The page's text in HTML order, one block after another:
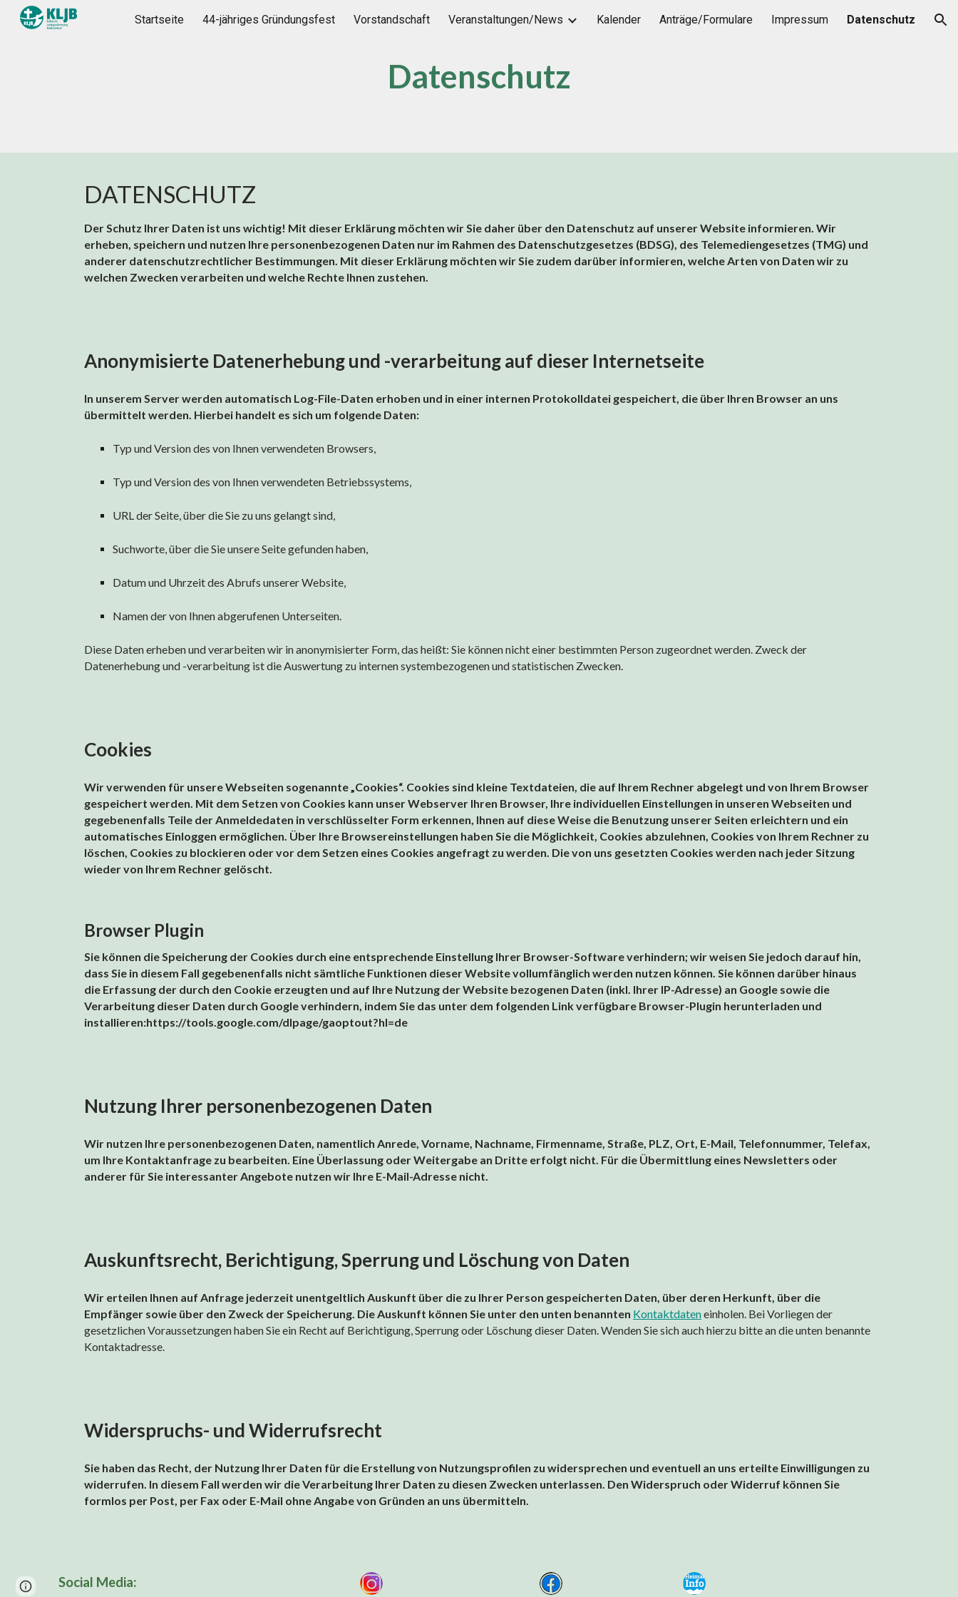
Skip to main content Skip to navigation
Startseite 44-jähriges Gründungsfest Vorstandschaft Veranstaltungen/News Kalender Anträge/Formulare Impressum Datenschutz
Datenschutz
DATENSCHUTZ
Der Schutz Ihrer Daten ist uns wichtig! Mit dieser Erklärung möchten wir Sie daher über den Datenschutz auf unserer Website informieren. Wir
erheben, speichern und nutzen Ihre personenbezogenen Daten nur im Rahmen des Datenschutzgesetzes (BDSG), des Telemediengesetzes (TMG) und
anderer datenschutzrechtlicher Bestimmungen. Mit dieser Erklärung möchten wir Sie zudem darüber informieren, welche Arten von Daten wir zu
welchen Zwecken verarbeiten und welche Rechte Ihnen zustehen.
Anonymisierte Datenerhebung und -verarbeitung auf dieser Internetseite
In unserem Server werden automatisch Log-File-Daten erhoben und in einer internen Protokolldatei gespeichert, die über Ihren Browser an uns
übermittelt werden. Hierbei handelt es sich um folgende Daten:
Typ und Version des von Ihnen verwendeten Browsers,
Typ und Version des von Ihnen verwendeten Betriebssystems,
URL der Seite, über die Sie zu uns gelangt sind,
Suchworte, über die Sie unsere Seite gefunden haben,
Datum und Uhrzeit des Abrufs unserer Website,
Namen der von Ihnen abgerufenen Unterseiten.
Diese Daten erheben und verarbeiten wir in anonymisierter Form, das heißt: Sie können nicht einer bestimmten Person zugeordnet werden. Zweck der
Datenerhebung und -verarbeitung ist die Auswertung zu internen systembezogenen und statistischen Zwecken.
Cookies
Wir verwenden für unsere Webseiten sogenannte „Cookies“. Cookies sind kleine Textdateien, die auf Ihrem Rechner abgelegt und von Ihrem Browser
gespeichert werden. Mit dem Setzen von Cookies kann unser Webserver Ihren Browser, Ihre individuellen Einstellungen in unseren Webseiten und
gegebenenfalls Teile der Anmeldedaten in verschlüsselter Form erkennen, Ihnen auf diese Weise die Benutzung unserer Seiten erleichtern und ein
automatisches Einloggen ermöglichen. Über Ihre Browsereinstellungen haben Sie die Möglichkeit, Cookies abzulehnen, Cookies von Ihrem Rechner zu
löschen, Cookies zu blockieren oder vor dem Setzen eines Cookies angefragt zu werden. Die von uns gesetzten Cookies werden nach jeder Sitzung
wieder von Ihrem Rechner gelöscht.
Browser Plugin
Sie können die Speicherung der Cookies durch eine entsprechende Einstellung Ihrer Browser-Software verhindern; wir weisen Sie jedoch darauf hin,
dass Sie in diesem Fall gegebenenfalls nicht sämtliche Funktionen dieser Website vollumfänglich werden nutzen können. Sie können darüber hinaus
die Erfassung der durch den Cookie erzeugten und auf Ihre Nutzung der Website bezogenen Daten (inkl. Ihrer IP-Adresse) an Google sowie die
Verarbeitung dieser Daten durch Google verhindern, indem Sie das unter dem folgenden Link verfügbare Browser-Plugin herunterladen und
installieren:https://tools.google.com/dlpage/gaoptout?hl=de
Nutzung Ihrer personenbezogenen Daten
Wir nutzen Ihre personenbezogenen Daten, namentlich Anrede, Vorname, Nachname, Firmenname, Straße, PLZ, Ort, E-Mail, Telefonnummer, Telefax,
um Ihre Kontaktanfrage zu bearbeiten. Eine Überlassung oder Weitergabe an Dritte erfolgt nicht. Für die Übermittlung eines Newsletters oder
anderer für Sie interessanter Angebote nutzen wir Ihre E-Mail-Adresse nicht.
Auskunftsrecht, Berichtigung, Sperrung und Löschung von Daten
Wir erteilen Ihnen auf Anfrage jederzeit unentgeltlich Auskunft über die zu Ihrer Person gespeicherten Daten, über deren Herkunft, über die
Empfänger sowie über den Zweck der Speicherung. Die Auskunft können Sie unter den unten benannten Kontaktdateneinholen. Bei Vorliegen der
gesetzlichen Voraussetzungen haben Sie ein Recht auf Berichtigung, Sperrung oder Löschung dieser Daten. Wenden Sie sich auch hierzu bitte an die unten benannte
Kontaktadresse.
Widerspruchs- und Widerrufsrecht
Sie haben das Recht, der Nutzung Ihrer Daten für die Erstellung von Nutzungsprofilen zu widersprechen und eventuell an uns erteilte Einwilligungen zu
widerrufen. In diesem Fall werden wir die Verarbeitung Ihrer Daten zu diesen Zwecken unterlassen. Den Widerspruch oder Widerruf können Sie
formlos per Post, per Fax oder E-Mail ohne Angabe von Gründen an uns übermitteln.
Social Media:
Page Google Sites